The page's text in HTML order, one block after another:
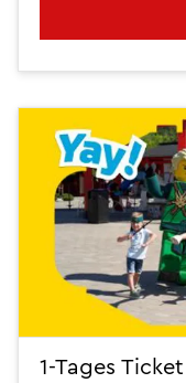
1-Tages Ticket